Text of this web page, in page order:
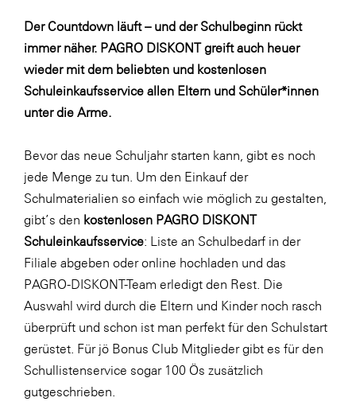
FRoSTA
FV Energierohstoff & Kraftstoff
Gardena
Gas Connect Austria
Bauvereinigungen
Getzner Werkstoffe
Heimat Österreich
ikp
Johnson & Johnson
JELD-WEN DANA
kosaplaner
LAT Nitrogen
Libro
Der Countdown läuft – und der Schulbeginn rückt
immer näher. PAGRO DISKONT greift auch heuer
wieder mit dem beliebten und kostenlosen
Schuleinkaufsservice allen Eltern und Schüler*innen
unter die Arme.
Bevor das neue Schuljahr starten kann, gibt es noch
jede Menge zu tun. Um den Einkauf der
Schulmaterialien so einfach wie möglich zu gestalten,
gibt’s den kostenlosen PAGRO DISKONT
Schuleinkaufsservice: Liste an Schulbedarf in der
Filiale abgeben oderonline hochladen und das
PAGRO-DISKONT-Team erledigt den Rest. Die
Auswahl wird durch die Eltern und Kinder noch rasch
überprüft und schon ist man perfekt für den Schulstart
gerüstet. Für jö Bonus Club Mitglieder gibt es für den
Schullistenservice sogar 100 Ös zusätzlich
gutgeschrieben.